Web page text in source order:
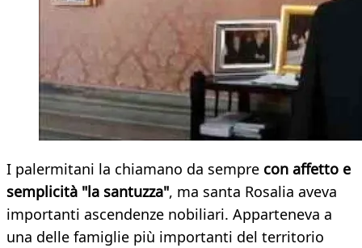
I palermitani la chiamano da sempre con affetto e
semplicità "la santuzza", ma santa Rosalia aveva
importanti ascendenze nobiliari. Apparteneva a
una delle famiglie più importanti del territorio